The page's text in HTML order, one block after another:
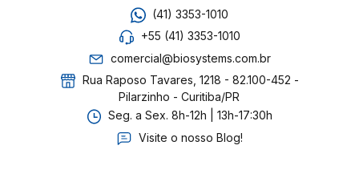
(41) 3353-1010
+55 (41) 3353-1010
comercial@biosystems.com.br
Rua Raposo Tavares, 1218 - 82.100-452 -
Pilarzinho - Curitiba/PR
Seg. a Sex. 8h-12h | 13h-17:30h
Visite o nosso Blog!